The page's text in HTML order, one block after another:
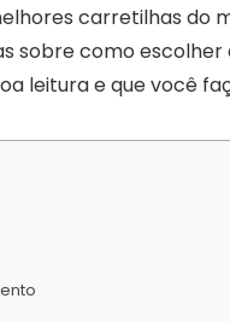
carretilhas do
sobre como escolher
leitura e que você